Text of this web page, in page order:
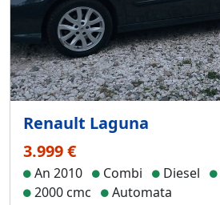
Renault Laguna
3.999 €
An 2010 Combi Diesel
2000 cmc
Automata